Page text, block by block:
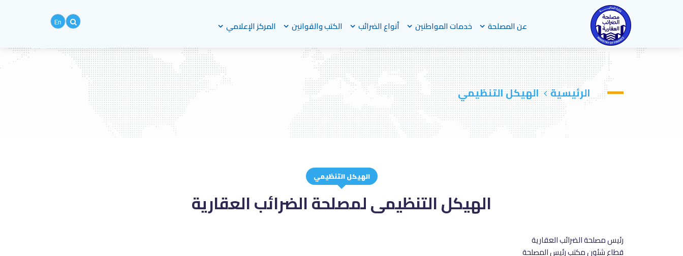
عن المصلحة خدمات المواطنين أنواع الضرائب الكتب والقوانين المركز الإعلامي En
الرئيسية الهيكل التنظيمي
الهيكل التنظيمي
الهيكل التنظيمى لمصلحة الضرائب العقارية
رئيس مصلحة الضرائب العقارية
قطاع شئون مكتب رئيس المصلحة